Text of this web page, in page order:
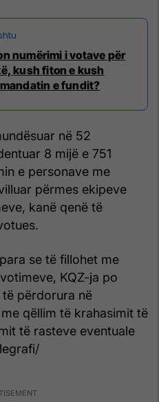
numërimi i votave për
kush fiton e kush
e fundit?
në 52
8 mijë e 751
e personave me
përmes ekipeve
kanë qenë të
se të fillohet me
KQZ-ja po
përdorura në
qëllim të krahasimit të
të rasteve eventuale